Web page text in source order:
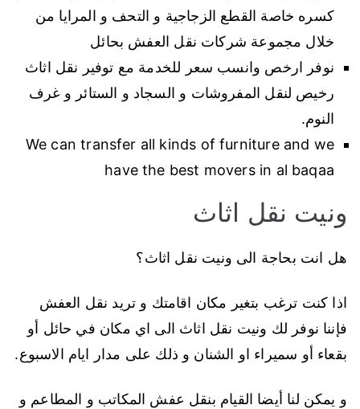
كسره خاصة القطع الزجاجية و التحف و المرايا من
خلال مجموعة شركات نقل العفش بحائل
نوفر ارخص وانسب سعر للخدمة مع توفير نقل اثاث
رخيص لنقل المفروشات و السجاد و الستائر و غرف
النوم.
We can transfer all kinds of furniture and we
have the best movers in al baqaa
ونيت نقل اثاث
هل انت بحاجة الى ونيت نقل اثاث؟
اذا كنت ترغب بتغير مكان اقامتك و تريد نقل العفش
فإننا نوفر لك ونيت نقل اثاث الى اي مكان في حائل أو
بقعاء أو سميراء او الشنان و ذلك على مدار ايام الاسبوع.
و يمكن لنا أيضا القيام بنقل عفش المكاتب و المطاعم و